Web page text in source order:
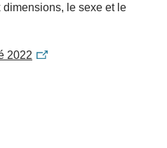
le sexe et le
2022